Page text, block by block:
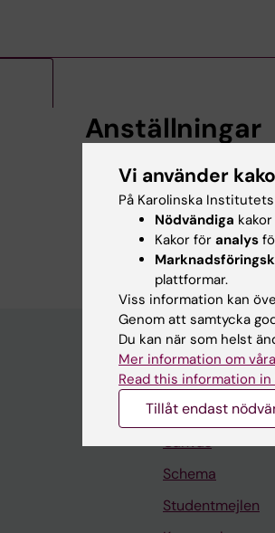
Anställningar
Amanuens,
2026
Assistent,
Institutet, 2022-2023
Student
Ladok
Canvas
Schema
Studentmejlen
Vi använder
På Karolinska
Nödvändiga
Kakor för analys
plattformar.
Viss information kan
Genom att samtycka
Du kan när som helst
Mer information om
Read this information in
Tillåt endast